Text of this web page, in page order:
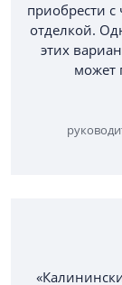
приобрести
отделкой.
этих
может